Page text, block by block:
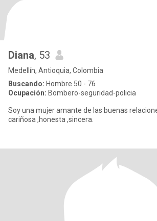
Diana, 53
Medellín, Antioquia, Colombia
Buscando: Hombre 50 - 76
Ocupación: Bombero-seguridad-policia
Soy una mujer amante de las buenas
cariñosa ,honesta ,sincera.